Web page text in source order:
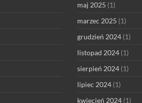
maj 2025 (1)
marzec 2025 (1)
grudzień 2024 (1)
listopad 2024 (1)
sierpień 2024 (1)
lipiec 2024 (1)
kwiecień 2024 (1)